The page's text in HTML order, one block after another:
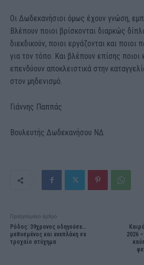
Οι Δωδεκανήσιοι όμως έχουν γνώση,
Βλέπουν ποιοι βρίσκονται διαρκώς
διεκδικούν, ποιοι εργάζονται και
για τον τόπο. Και βλέπουν επίσης ποιοι
επενδύουν αποκλειστικά στην
στον μηδενισμό.
Γιάννης Παππάς
Βουλευτής Δωδεκανήσου ΝΔ
Προηγούμενο άρθρο
Ρόδος: 39χρονος οδηγούσε…
μεθυσμένος και ενεπλάκη σε
τροχαίο ατύχημα
2026